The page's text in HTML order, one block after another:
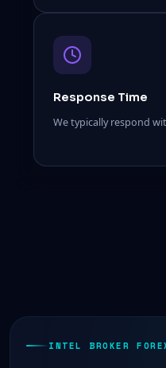
Response Time
We typically respond
INTEL BROKER